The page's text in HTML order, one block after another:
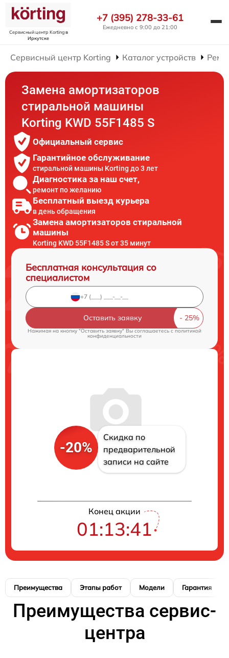
Сервисный центр Kortingв
Иркутске
+7 (395) 278-33-61
Ежедневно с 9:00 до 21:00
Сервисный центр Korting Каталог устройств
Замена амортизаторов
стиральной машины
Korting KWD 55F1485 S
Официальный сервис
Гарантийное обслуживание
стиральной машины Korting до 3 лет
Диагностика за наш счет,
ремонт по желанию
Бесплатный выезд курьера
в день обращения
Замена амортизаторов стиральной
машины
Korting KWD 55F1485 S от 35 минут
Бесплатная консультация со
специалистом
Оставить заявку
Нажимая на кнопку "Оставить заявку" Вы соглашаетесь cполитикой
конфиденциальности
-20%
Скидка по
предварительной
записи на сайте
Конец акции
01:13:41
Преимущества Этапы работ Модели Гарантия
Преимущества сервис-
центра